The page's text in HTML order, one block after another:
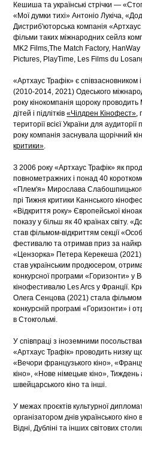
Кешиша та українські стрічки —
«Мої думки тихі» Антоніо Лукіча,
Дистриб'юторська компанія «Артхаус
фільми таких міжнародних сейлз
MK2 Films,The Match Factory,
Pictures, PlayTime, Les Films du
«Артхаус Трафік» є
(2010-2014, 2021) Одеського
року кінокомпанія щороку
дітей і підлітків«Чілдрен Кінофест»,
території всієї України для
року компанія заснувала щорічний
критики».
З 2006 року «Артхаус Трафік» як
повнометражних і понад 40
«Плем'я» Мирослава
прі Тижня критики Каннського
«Відкриття року» Європейської
показу у більш як 40 країнах світу.
став фільмом-відкриттям секції
фестивалю та отримав приз за
«Цензорка» Петера Керекеша
став українським продюсером,
конкурсної програми «Горизонти» у
кінофестивалю Les Arcs у Франції.
Олега Сенцова (2021) стала
конкурсній програмі «Горизонти» і
в Стокгольмі.
У співпраці з іноземними
«Артхаус Трафік» проводить низку
«Вечори французького кіно»,
кіно», «Нове німецьке кіно», Тиждень
швейцарського кіно та інші.
У межах проєктів культурної
організатором днів українського
Відні, Дубліні та інших світових